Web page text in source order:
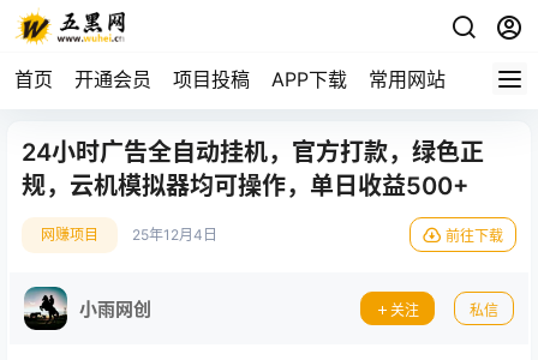
首页 开通会员 项目投稿 APP下载 常用网站
24小时广告全自动挂机，官方打款，绿色正
规，云机模拟器均可操作，单日收益500+
网赚项目 25年12月4日 前往下载
小雨网创 关注 私信